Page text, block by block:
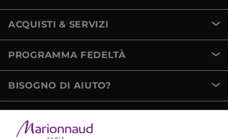
ACQUISTI & SERVIZI
PROGRAMMA FEDELTÀ
BISOGNO DI AIUTO?